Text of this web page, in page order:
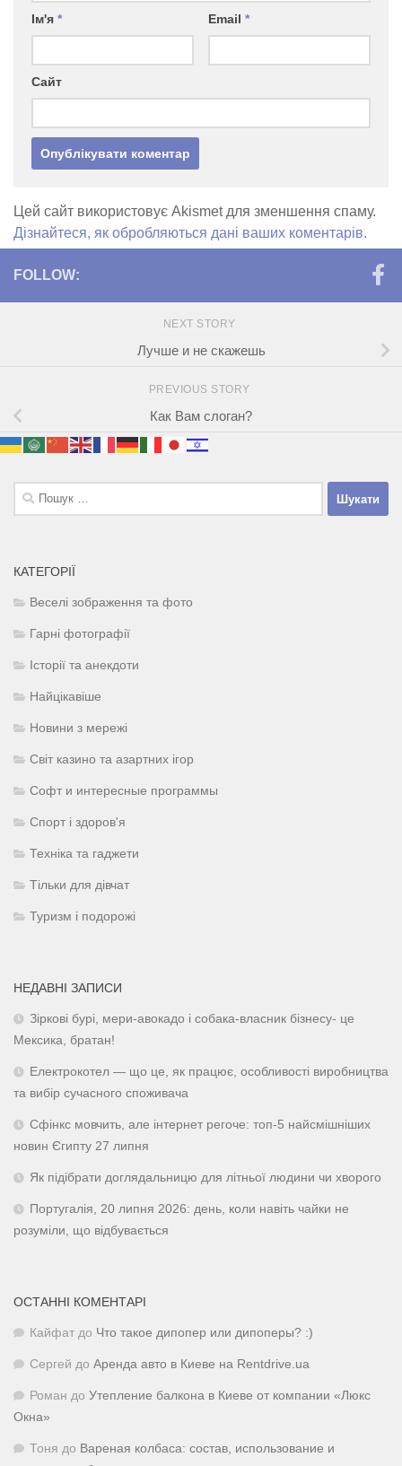
Ім'я * Email *
Сайт
Цей сайт використовує Akismet для зменшення спаму.
Дізнайтеся, як обробляються дані ваших коментарів.
FOLLOW:
NEXT STORY
Лучше и не скажешь
PREVIOUS STORY
Как Вам слоган?
Пошук:
КАТЕГОРІЇ
Веселі зображення та фото
Гарні фотографії
Історії та анекдоти
Найцікавіше
Новини з мережі
Світ казино та азартних ігор
Софт и интересные программы
Спорт і здоров'я
Техніка та гаджети
Тільки для дівчат
Туризм і подорожі
НЕДАВНІ ЗАПИСИ
Зіркові бурі, мери-авокадо і собака-власник бізнесу- це
Мексика, братан!
Електрокотел — що це, як працює, особливості виробництва
та вибір сучасного споживача
Сфінкс мовчить, але інтернет регоче: топ-5 найсмішніших
новин Єгипту 27 липня
Як підібрати доглядальницю для літньої людини чи хворого
Португалія, 20 липня 2026: день, коли навіть чайки не
розуміли, що відбувається
ОСТАННІ КОМЕНТАРІ
Кайфат до Что такое дипопер или дипоперы? :)
Сергей до Аренда авто в Киеве на Rentdrive.ua
Роман до Утепление балкона в Киеве от компании «Люкс
Окна»
Тоня до Вареная колбаса: состав, использование и